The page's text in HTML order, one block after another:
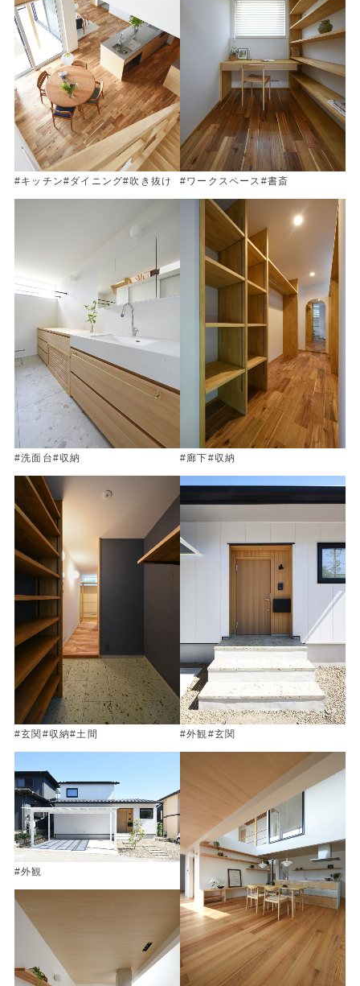
#キッチン#ダイニング#吹き抜け #ワークスペース #書斎
#洗面台#収納 #廊下#収納
#玄関 #収納#土間 #外観#玄関
#外観